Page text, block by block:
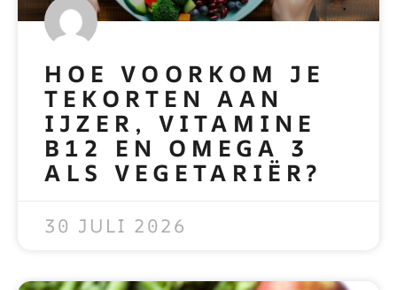
HOE VOORKOM JE
TEKORTEN AAN
IJZER, VITAMINE
B12 EN OMEGA 3
ALS VEGETARIËR?
30 JULI 2026